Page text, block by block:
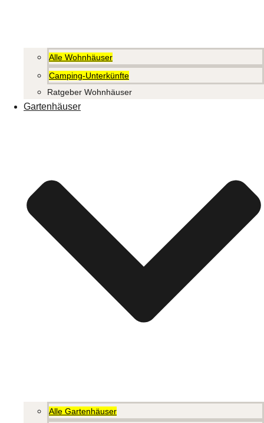
Alle Wohnhäuser
Camping-Unterkünfte
Ratgeber Wohnhäuser
Gartenhäuser
Alle Gartenhäuser